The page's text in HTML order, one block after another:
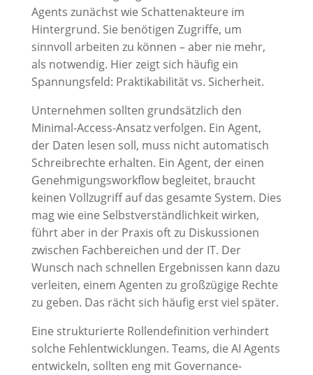
Agents zunächst wie Schattenakteure im
Hintergrund. Sie benötigen Zugriffe, um
sinnvoll arbeiten zu können – aber nie mehr,
als notwendig. Hier zeigt sich häufig ein
Spannungsfeld: Praktikabilität vs. Sicherheit.
Unternehmen sollten grundsätzlich den
Minimal-Access-Ansatz verfolgen. Ein Agent,
der Daten lesen soll, muss nicht automatisch
Schreibrechte erhalten. Ein Agent, der einen
Genehmigungsworkflow begleitet, braucht
keinen Vollzugriff auf das gesamte System. Dies
mag wie eine Selbstverständlichkeit wirken,
führt aber in der Praxis oft zu Diskussionen
zwischen Fachbereichen und der IT. Der
Wunsch nach schnellen Ergebnissen kann dazu
verleiten, einem Agenten zu großzügige Rechte
zu geben. Das rächt sich häufig erst viel später.
Eine strukturierte Rollendefinition verhindert
solche Fehlentwicklungen. Teams, die AI Agents
entwickeln, sollten eng mit Governance-